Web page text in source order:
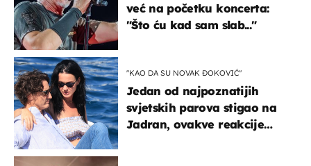
već na početku koncerta:
"Što ću kad sam slab..."
"KAO DA SU NOVAK ĐOKOVIĆ"
Jedan od najpoznatijih
svjetskih parova stigao na
Jadran, ovakve reakcije